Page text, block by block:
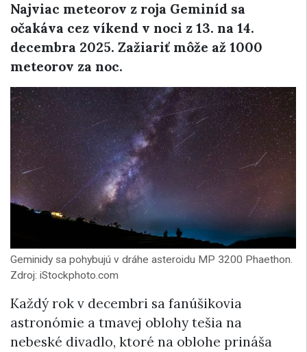
Najviac meteorov z roja Geminíd sa
očakáva cez víkend v noci z 13. na 14.
decembra 2025. Zažiariť môže až 1000
meteorov za noc.
Geminidy sa pohybujú v dráhe asteroidu MP 3200 Phaethon.
Zdroj: iStockphoto.com
Každý rok v decembri sa fanúšikovia
astronómie a tmavej oblohy tešia na
nebeské divadlo, ktoré na oblohe prináša